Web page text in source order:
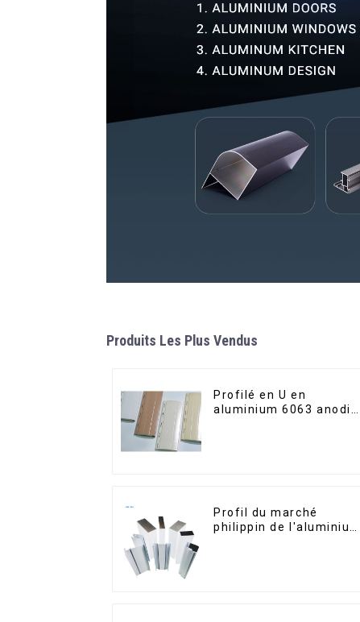
Produits Les Plus Vendus
Profilé en U en
aluminium 6063 anodisé
Profil du marché
philippin de l'aluminium